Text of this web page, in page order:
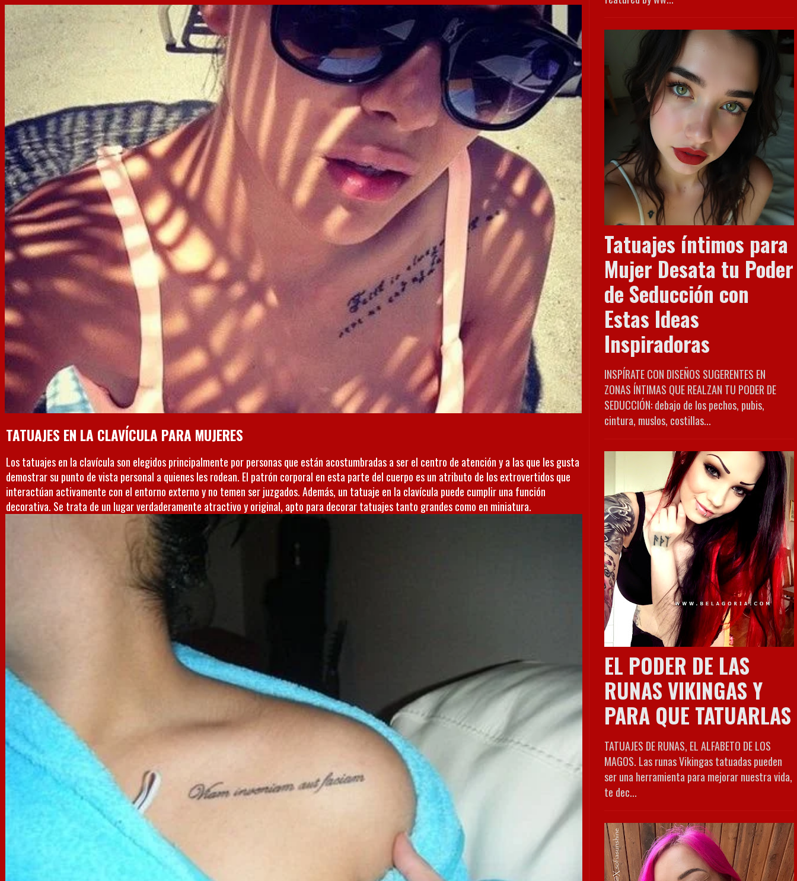
TATUAJES EN LA CLAVÍCULA PARA MUJERES
Los tatuajes en la clavícula son elegidos principalmente por personas que están acostumbradas a ser el centro de atención y a las que les gusta
demostrar su punto de vista personal a quienes les rodean. El patrón corporal en esta parte del cuerpo es un atributo de los extrovertidos que
interactúan activamente con el entorno externo y no temen ser juzgados. Además, un tatuaje en la clavícula puede cumplir una función
decorativa. Se trata de un lugar verdaderamente atractivo y original, apto para decorar tatuajes tanto grandes como en miniatura.
Tatuajes íntimos para
Mujer Desata tu Poder
de Seducción con
Estas Ideas
Inspiradoras
INSPÍRATE CON DISEÑOS SUGERENTES EN
ZONAS ÍNTIMAS QUE REALZAN TU PODER DE
SEDUCCIÓN: debajo de los pechos, pubis,
cintura, muslos, costillas...
EL PODER DE LAS
RUNAS VIKINGAS Y
PARA QUE TATUARLAS
TATUAJES DE RUNAS, EL ALFABETO DE LOS
MAGOS. Las runas Vikingas tatuadas pueden
ser una herramienta para mejorar nuestra vida,
te dec...